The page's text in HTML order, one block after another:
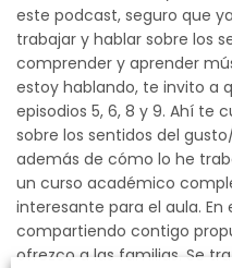
este podcast, seguro que
trabajar y hablar sobre los
comprender y aprender
estoy hablando, te invito a
episodios 5, 6, 8 y 9. Ahí te
sobre los sentidos del
además de cómo lo he
un curso académico
interesante para el aula. En
compartiendo contigo
ofrezco a las familias. Se